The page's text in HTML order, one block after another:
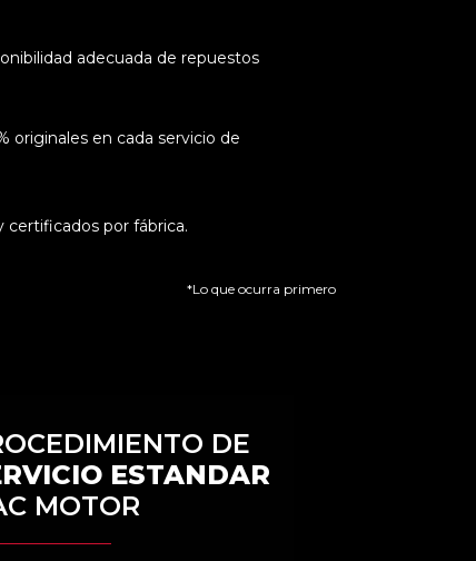
adecuada de repuestos
originales en cada servicio de
certificados por fábrica.
*Lo que ocurra primero
DE
ESTANDAR
MOTOR